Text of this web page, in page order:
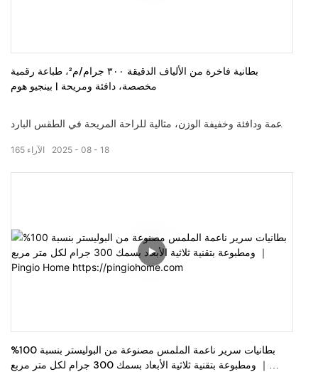
بطانية فاخرة من الألياف الدقيقة ٣٠٠ جرام/م²، طباعة رقمية
مخصصة، دافئة ومريحة | بينجيو هوم
2025 08 18
165 الآراء
بطانيات سرير ناعمة الملمس مصنوعة من البوليستر بنسبة 100%
ومطبوعة بتقنية ثلاثية الأبعاد بسمك 300 جرام لكل متر مربع ｜